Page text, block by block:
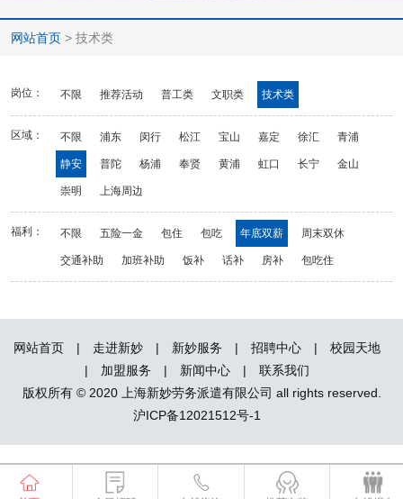
网站首页 > 技术类
岗位： 不限 推荐活动 普工类 文职类 技术类
区域： 不限 浦东 闵行 松江 宝山 嘉定 徐汇 青浦
静安 普陀 杨浦 奉贤 黄浦 虹口 长宁 金山
崇明 上海周边
福利： 不限 五险一金 包住 包吃 年底双薪 周末双休
交通补助 加班补助 饭补 话补 房补 包吃住
网站首页 | 走进新妙 | 新妙服务 | 招聘中心 |
校园天地
|
加盟服务 | 新闻中心 |
联系我们
版权所有 © 2020 上海新妙劳务派遣有限公司 all rights reserved.
沪ICP备12021512号-1